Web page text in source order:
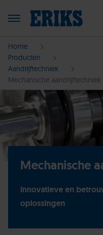
Home
Producten
Aandrijftechniek
Mechanische aandrijftechniek
Mechanische
Innovatieve en
oplossingen